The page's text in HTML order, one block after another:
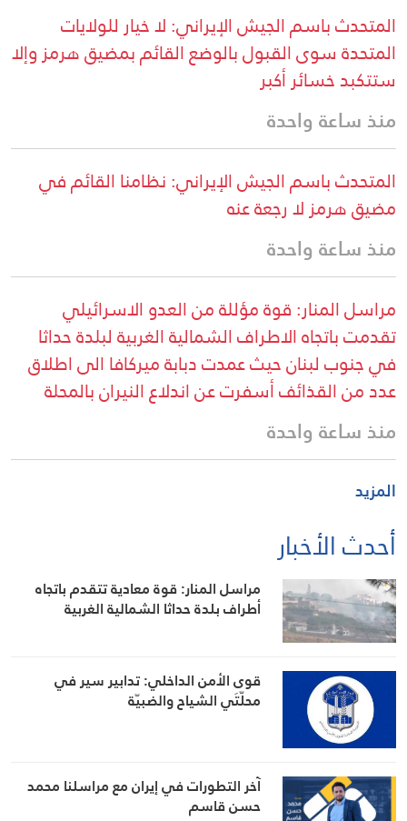
المتحدث باسم الجيش الإيراني: لا خيار للولايات
المتحدة سوى القبول بالوضع القائم بمضيق هرمز وإلا
ستتكبد خسائر أكبر
منذ ساعة واحدة
المتحدث باسم الجيش الإيراني: نظامنا القائم في
مضيق هرمز لا رجعة عنه
منذ ساعة واحدة
مراسل المنار: قوة مؤللة من العدو الاسرائيلي
تقدمت باتجاه الاطراف الشمالية الغربية لبلدة حداثا
في جنوب لبنان حيث عمدت دبابة ميركافا الى اطلاق
عدد من القذائف أسفرت عن اندلاع النيران بالمحلة
منذ ساعة واحدة
المزيد
أحدث الأخبار
مراسل المنار: قوة معادية تتقدم باتجاه
أطراف بلدة حداثا الشمالية الغربية
قوى الأمن الداخلي: تدابير سير في
محلّتَي الشياح والضبيّة
آخر التطورات في إيران مع مراسلنا محمد
حسن قاسم